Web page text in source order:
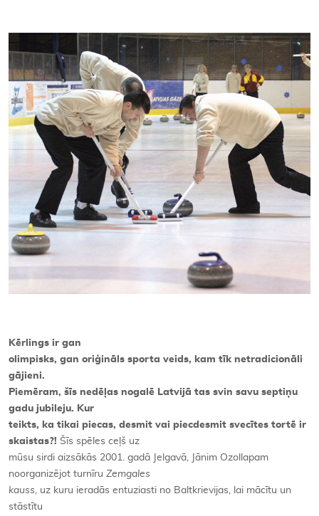
Kērlings ir gan
olimpisks, gan oriģināls sporta veids, kam tīk netradicionāli
gājieni.
Piemēram, šīs nedēļas nogalē Latvijā tas svin savu septiņu
gadu jubileju. Kur
teikts, ka tikai piecas, desmit vai piecdesmit svecītes tortē ir
skaistas?! Šīs spēles ceļš uz
mūsu sirdi aizsākās 2001. gadā Jelgavā, Jānim Ozollapam
noorganizējot turnīru Zemgales
kauss , uz kuru ieradās entuziasti no Baltkrievijas, lai mācītu un
stāstītu